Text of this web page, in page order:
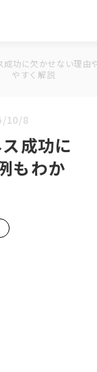
成功に欠かせない理由
やすく解説
10/8
成功に
もわか